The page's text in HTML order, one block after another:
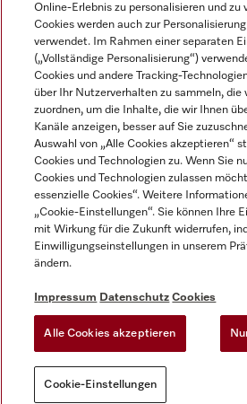
DEUTSCH
Impressum
Datenschutz
Cookie-Einstellungen
Miele auf YoutubeMiele auf Instagram
Miele auf Facebook
Miele auf LinkedIn
Miele auf
Online-Erlebnis zu personalisieren und zu
Cookies werden auch zur
verwendet. Im Rahmen einer separaten
(„Vollständige Personalisierung“)
Cookies und andere Tracking-
über Ihr Nutzerverhalten zu sammeln, die
zuordnen, um die Inhalte, die wir Ihnen
Kanäle anzeigen, besser auf Sie
Auswahl von „Alle Cookies akzeptieren“
Cookies und Technologien zu. Wenn Sie
Cookies und Technologien zulassen
essenzielle Cookies“. Weitere
„Cookie-Einstellungen“. Sie können Ihre
mit Wirkung für die Zukunft widerrufen,
Einwilligungseinstellungen in unserem
ändern.
Impressum Datenschutz Cookies
Alle Cookies akzeptieren
Cookie-Einstellungen